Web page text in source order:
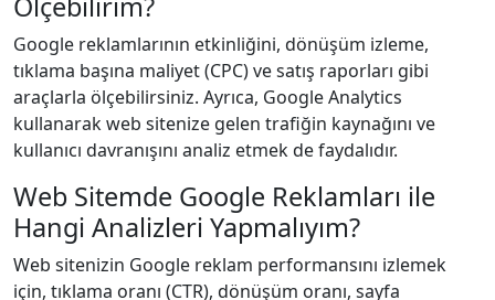
Google reklamlarının etkinliğini, dönüşüm izleme,
tıklama başına maliyet (CPC) ve satış raporları gibi
araçlarla ölçebilirsiniz. Ayrıca, Google Analytics
kullanarak web sitenize gelen trafiğin kaynağını ve
kullanıcı davranışını analiz etmek de faydalıdır.
Web Sitemde Google Reklamları ile
Hangi Analizleri Yapmalıyım?
Web sitenizin Google reklam performansını izlemek
için, tıklama oranı (CTR), dönüşüm oranı, sayfa